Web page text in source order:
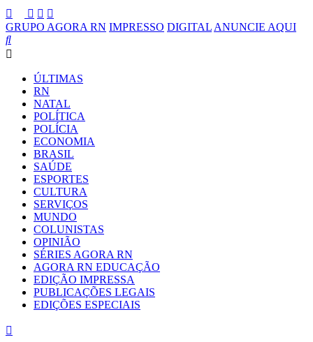
GRUPO AGORA RN IMPRESSO DIGITAL ANUNCIE AQUI
ÚLTIMAS
RN
NATAL
POLÍTICA
POLÍCIA
ECONOMIA
BRASIL
SAÚDE
ESPORTES
CULTURA
SERVIÇOS
MUNDO
COLUNISTAS
OPINIÃO
SÉRIES AGORA RN
AGORA RN EDUCAÇÃO
EDIÇÃO IMPRESSA
PUBLICAÇÕES LEGAIS
EDIÇÕES ESPECIAIS